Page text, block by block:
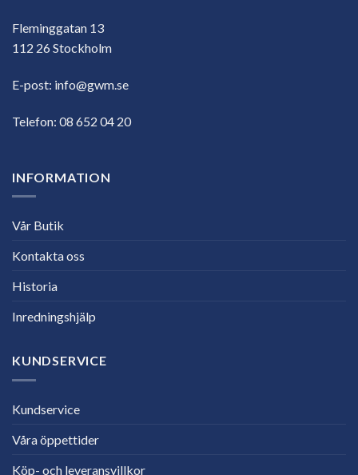
Fleminggatan 13
112 26 Stockholm
E-post: info@gwm.se
Telefon: 08 652 04 20
INFORMATION
Vår Butik
Kontakta oss
Historia
Inredningshjälp
KUNDSERVICE
Kundservice
Våra öppettider
Köp- och leveransvillkor